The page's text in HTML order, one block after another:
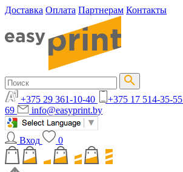
Доставка Оплата Партнерам Контакты
+375 29 361-10-40 +375 17 514-35-55
69
info@easyprint.by
Вход 0